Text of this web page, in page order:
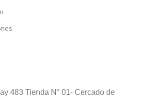
483 Tienda N° 01- Cercado de